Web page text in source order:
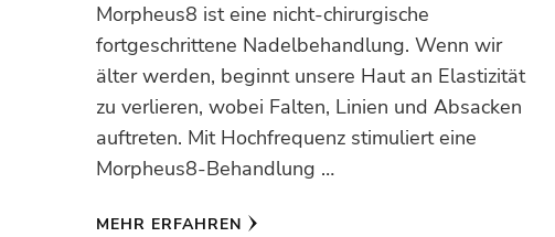
Morpheus8 ist eine nicht-chirurgische
fortgeschrittene Nadelbehandlung. Wenn wir
älter werden, beginnt unsere Haut an Elastizität
zu verlieren, wobei Falten, Linien und Absacken
auftreten. Mit Hochfrequenz stimuliert eine
Morpheus8-Behandlung …
MEHR ERFAHREN